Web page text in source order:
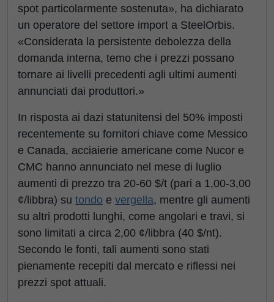
spot particolarmente sostenuta», ha dichiarato
un operatore del settore import a SteelOrbis.
«Considerata la persistente debolezza della
domanda interna, temo che i prezzi possano
tornare ai livelli precedenti agli ultimi aumenti
annunciati dai produttori.»
In risposta ai dazi statunitensi del 50% imposti
recentemente su fornitori chiave come Messico
e Canada, acciaierie americane come Nucor e
CMC hanno annunciato nel mese di luglio
aumenti di prezzo tra 20-60 $/t (pari a 1,00-3,00
¢/libbra) su tondo e vergella, mentre gli aumenti
su altri prodotti lunghi, come angolari e travi, si
sono limitati a circa 2,00 ¢/libbra (40 $/nt).
Secondo le fonti, tali aumenti sono stati
pienamente recepiti dal mercato e riflessi nei
prezzi spot attuali.